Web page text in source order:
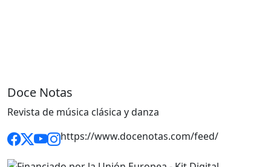
Doce Notas
Revista de música clásica y danza
https://www.docenotas.com/feed/